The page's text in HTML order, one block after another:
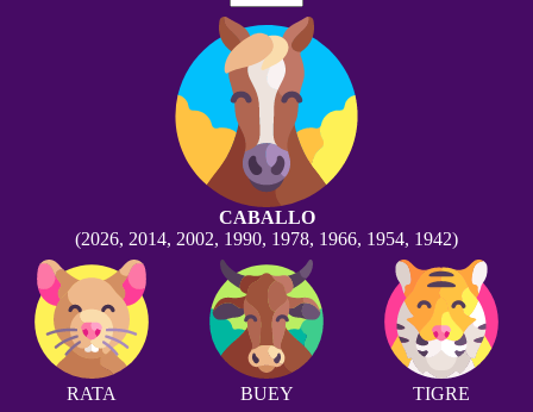
CABALLO
(2026, 2014, 2002, 1990, 1978, 1966, 1954, 1942)
RATA BUEY TIGRE